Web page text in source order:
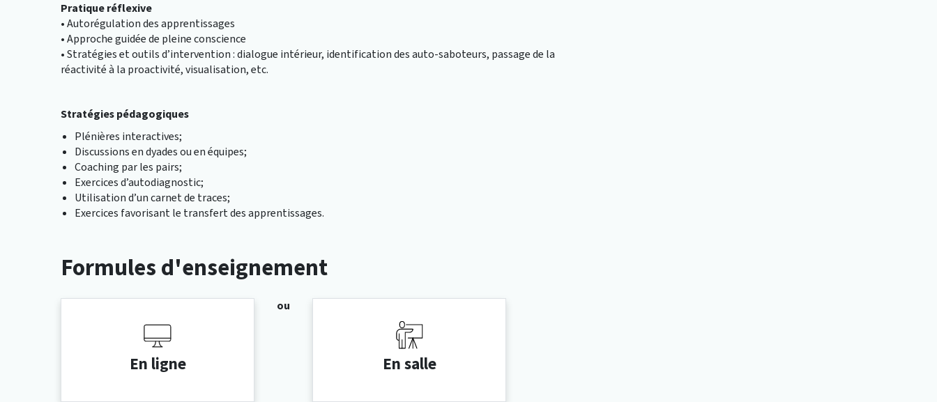
Pratique réflexive
• Autorégulation des apprentissages
• Approche guidée de pleine conscience
• Stratégies et outils d’intervention : dialogue intérieur, identification des auto-saboteurs, passage de la
réactivité à la proactivité, visualisation, etc.
Stratégies pédagogiques
Plénières interactives;
Discussions en dyades ou en équipes;
Coaching par les pairs;
Exercices d’autodiagnostic;
Utilisation d’un carnet de traces;
Exercices favorisant le transfert des apprentissages.
Formules d'enseignement
En ligne
ou
En salle